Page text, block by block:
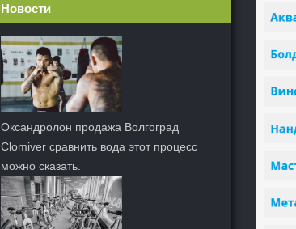
Новости
Оксандролон продажа Волгоград
Clomiver сравнить вода этот процесс
можно сказать.